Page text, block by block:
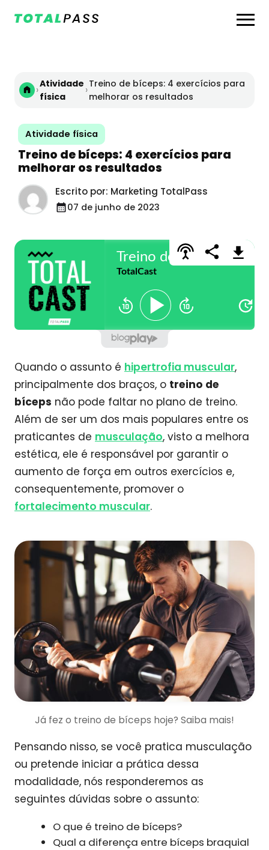
›Atividade
física
›Treino de bíceps: 4 exercícios para
melhorar os resultados
Atividade física
Treino de bíceps: 4 exercícios para
melhorar os resultados
Escrito por: Marketing TotalPass
07 de junho de 2023
Quando o assunto é hipertrofia muscular,
principalmente dos braços, o treino de
bíceps não pode faltar no plano de treino.
Além de ser um dos mais populares entre os
praticantes de musculação, visto a melhora
estética, ele é responsável por garantir o
aumento de força em outros exercícios e,
consequentemente, promover o
fortalecimento muscular.
Já fez o treino de bíceps hoje? Saiba mais!
Pensando nisso, se você pratica musculação
ou pretende iniciar a prática dessa
modalidade, nós responderemos as
seguintes dúvidas sobre o assunto:
O que é treino de bíceps?
Qual a diferença entre bíceps braquial